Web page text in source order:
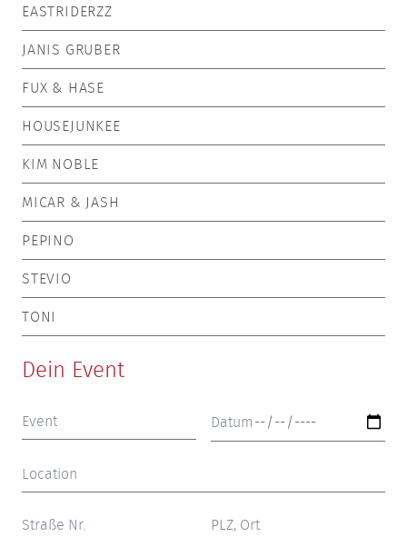
EASTRIDERZZ
JANIS GRUBER
FUX & HASE
HOUSEJUNKEE
KIM NOBLE
MICAR & JASH
PEPINO
STEVIO
TONI
Dein Event